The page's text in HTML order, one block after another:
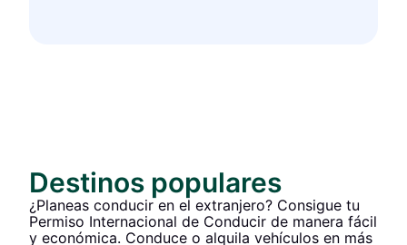
Destinos populares
¿Planeas conducir en el extranjero? Consigue tu
Permiso Internacional de Conducir de manera fácil
y económica. Conduce o alquila vehículos en más